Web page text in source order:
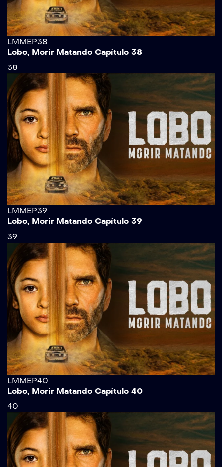
LMMEP38
Lobo, Morir Matando Capítulo 38
38
LMMEP39
Lobo, Morir Matando Capítulo 39
39
LMMEP40
Lobo, Morir Matando Capítulo 40
40